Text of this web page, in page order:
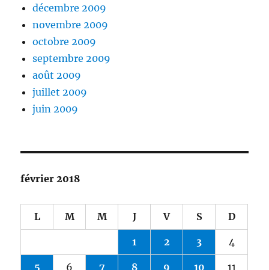
décembre 2009
novembre 2009
octobre 2009
septembre 2009
août 2009
juillet 2009
juin 2009
février 2018
L M M J V S D
1 2 3 4
5 6 7 8 9 10 11